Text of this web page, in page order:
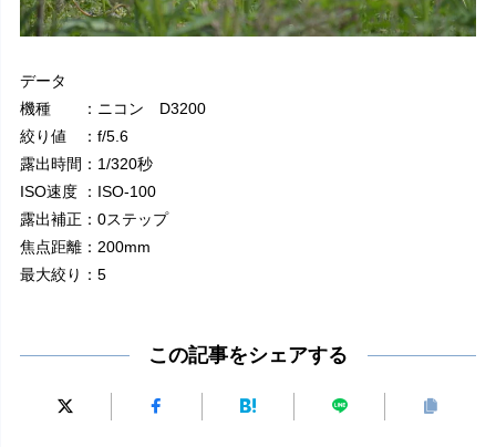
データ
機種 ：ニコン D3200
絞り値 ：f/5.6
露出時間：1/320秒
ISO速度 ：ISO-100
露出補正：0ステップ
焦点距離：200mm
最大絞り：5
この記事をシェアする